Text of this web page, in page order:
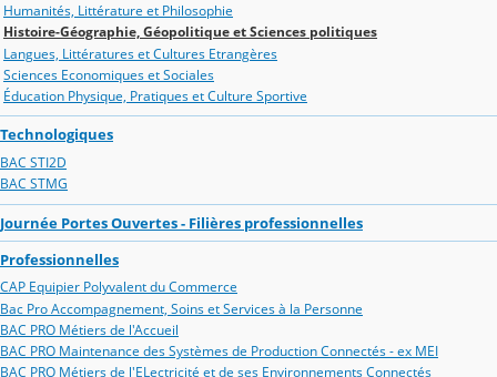
Humanités, Littérature et Philosophie
Histoire-Géographie, Géopolitique et Sciences politiques
Langues, Littératures et Cultures Etrangères
Sciences Economiques et Sociales
Éducation Physique, Pratiques et Culture Sportive
Technologiques
BAC STI2D
BAC STMG
Journée Portes Ouvertes - Filières professionnelles
Professionnelles
CAP Equipier Polyvalent du Commerce
Bac Pro Accompagnement, Soins et Services à la Personne
BAC PRO Métiers de l'Accueil
BAC PRO Maintenance des Systèmes de Production Connectés - ex MEI
BAC PRO Métiers de l'ELectricité et de ses Environnements Connectés